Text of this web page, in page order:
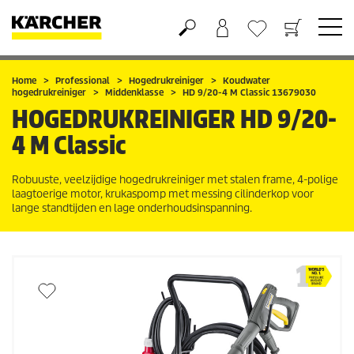
Boodschappenmandje
Verlanglijstje
Home Professional Hogedrukreiniger
Koudwater
hogedrukreiniger
Middenklasse HD 9/20-4 M Classic 13679030
HOGEDRUKREINIGERHD 9/20-
4 M Classic
Robuuste, veelzijdige hogedrukreiniger met stalen frame, 4-polige
laagtoerige motor, krukaspomp met messing cilinderkop voor
lange standtijden en lage onderhoudsinspanning.